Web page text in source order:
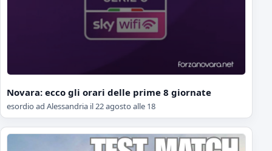
Novara: ecco gli orari delle prime 8 giornate
esordio ad Alessandria il 22 agosto alle 18